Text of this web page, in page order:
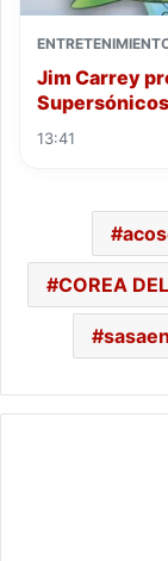
Jim Carrey
13:41
COREA